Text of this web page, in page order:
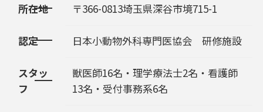
所在地 〒366-0813埼玉県深谷市境715-1
認定 日本小動物外科専門医協会 研修施設
スタッ
フ
獣医師16名・理学療法士2名・看護師
13名・受付事務系6名